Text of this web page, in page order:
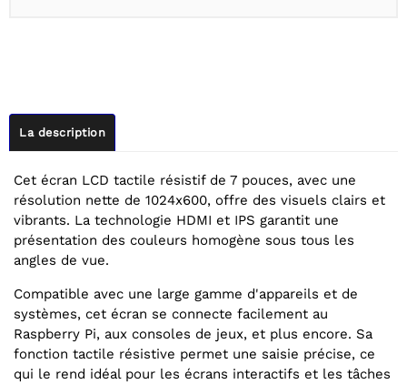
La description
Cet écran LCD tactile résistif de 7 pouces, avec une
résolution nette de 1024x600, offre des visuels clairs et
vibrants. La technologie HDMI et IPS garantit une
présentation des couleurs homogène sous tous les
angles de vue.
Compatible avec une large gamme d'appareils et de
systèmes, cet écran se connecte facilement au
Raspberry Pi, aux consoles de jeux, et plus encore. Sa
fonction tactile résistive permet une saisie précise, ce
qui le rend idéal pour les écrans interactifs et les tâches